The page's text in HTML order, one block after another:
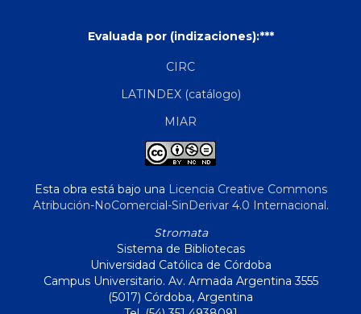
Evaluada por (indizaciones):***
CIRC
LATINDEX (catálogo)
MIAR
Esta obra está bajo una Licencia Creative Commons
Atribución-NoComercial-SinDerivar 4.0 Internacional.
Stromata
Sistema de Bibliotecas
Universidad Católica de Córdoba
Campus Universitario. Av. Armada Argentina 3555
(5017) Córdoba, Argentina